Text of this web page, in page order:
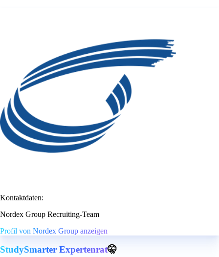
Kontaktdaten:
Nordex Group Recruiting-Team
Profil von Nordex Group anzeigen
StudySmarter Expertenrat🤫